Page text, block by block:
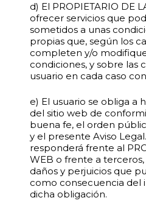
d) El PROPIETARIO DE
ofrecer servicios que
sometidos a unas
propias que, según los
completen y/o
condiciones, y sobre las
usuario en cada caso
e) El usuario se obliga a
del sitio web de
buena fe, el orden
y el presente Aviso
responderá frente al
WEB o frente a
daños y perjuicios que
como consecuencia
dicha obligación.